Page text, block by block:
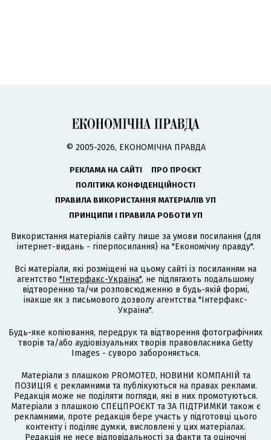
© 2005-2026, ЕКОНОМІЧНА ПРАВДА
РЕКЛАМА НА САЙТІ
ПРО ПРОЄКТ
ПОЛІТИКА КОНФІДЕНЦІЙНОСТІ
ПРАВИЛА ВИКОРИСТАННЯ МАТЕРІАЛІВ УП
ПРИНЦИПИ І ПРАВИЛА РОБОТИ УП
Використання матеріалів сайту лише за умови посилання (для
інтернет-видань - гіперпосилання) на "Економічну правду".
Всі матеріали, які розміщені на цьому сайті із посиланням на
агентство "Інтерфакс-Україна", не підлягають подальшому
відтворенню та/чи розповсюдженню в будь-якій формі,
інакше як з письмового дозволу агентства "Інтерфакс-
Україна".
Будь-яке копіювання, передрук та відтворення фотографічних
творів та/або аудіовізуальних творів правовласника Getty
Images - суворо забороняється.
Матеріали з плашкою PROMOTED, НОВИНИ КОМПАНІЙ та
ПОЗИЦІЯ є рекламними та публікуються на правах реклами.
Редакція може не поділяти погляди, які в них промотуються.
Матеріали з плашкою СПЕЦПРОЄКТ та ЗА ПІДТРИМКИ також є
рекламними, проте редакція бере участь у підготовці цього
контенту і поділяє думки, висловлені у цих матеріалах.
Редакція не несе відповідальності за факти та оціночні